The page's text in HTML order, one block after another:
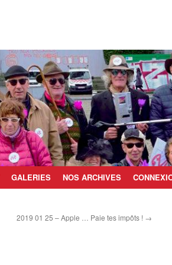
GALERIES NOS ARCHIVES
2019 01 25 – Apple … Paie tes impôts ! →